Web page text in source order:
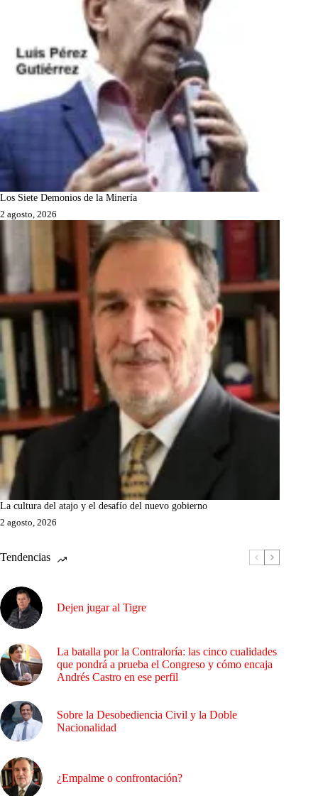
Los Siete Demonios de la Minería
2 agosto, 2026
La cultura del atajo y el desafío del nuevo gobierno
2 agosto, 2026
Tendencias
Dejen jugar al Tigre
La batalla por la Contraloría: las cinco cualidades
que pondrá a prueba el Congreso y cómo encaja
Andrés Castro en ese perfil
Sobre la Desobediencia Civil y la Doble
Nacionalidad
¿Empalme o confrontación?